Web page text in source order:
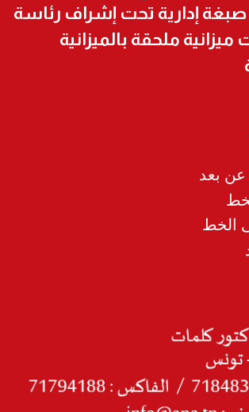
إدارية تحت إشراف رئاسة
ملحقة بالميزانية
عن بعد
الخط